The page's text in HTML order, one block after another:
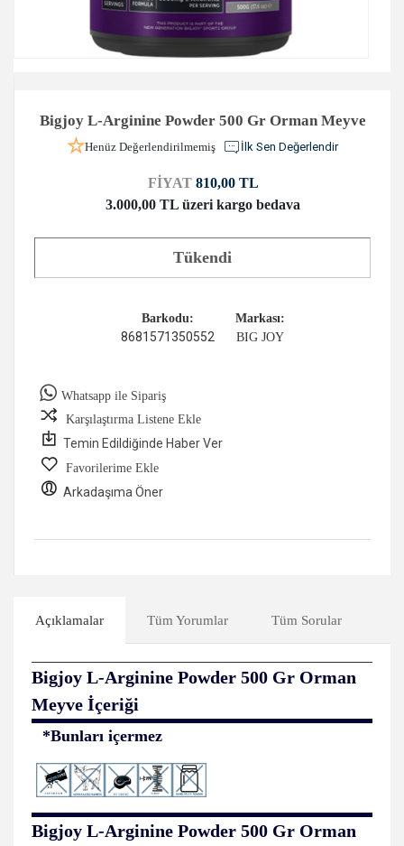
Bigjoy L-Arginine Powder 500 Gr Orman Meyve
Henüz Değerlendirilmemiş İlk Sen Değerlendir
FİYAT 810,00 TL
3.000,00 TL üzeri kargo bedava
Tükendi
Barkodu:
8681571350552
Markası:
BIG JOY
Whatsapp ile Sipariş
Karşılaştırma Listene Ekle
Temin Edildiğinde Haber Ver
Favorilerime Ekle
Arkadaşıma Öner
Açıklamalar Tüm Yorumlar Tüm Sorular
Bigjoy L-Arginine Powder 500 Gr Orman
Meyve İçeriği
*Bunları içermez
Bigjoy L-Arginine Powder 500 Gr Orman